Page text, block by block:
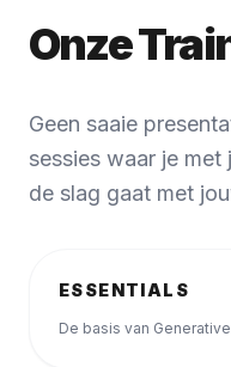
Onze
Geen saaie
sessies waar je
de slag gaat met
ESSENTIALS
De basis van